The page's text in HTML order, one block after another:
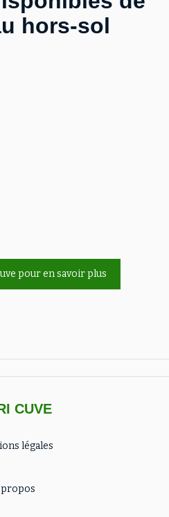
hors-sol
pour en savoir plus
CUVE
légales